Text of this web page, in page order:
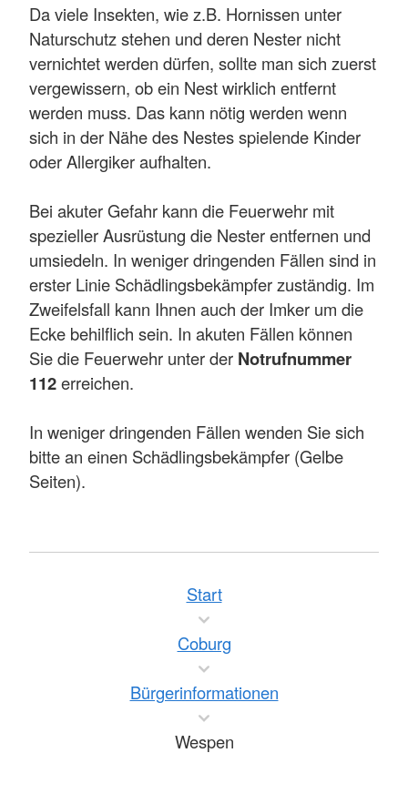
Da viele Insekten, wie z.B. Hornissen unter
Naturschutz stehen und deren Nester nicht
vernichtet werden dürfen, sollte man sich zuerst
vergewissern, ob ein Nest wirklich entfernt
werden muss. Das kann nötig werden wenn
sich in der Nähe des Nestes spielende Kinder
oder Allergiker aufhalten.
Bei akuter Gefahr kann die Feuerwehr mit
spezieller Ausrüstung die Nester entfernen und
umsiedeln. In weniger dringenden Fällen sind in
erster Linie Schädlingsbekämpfer zuständig. Im
Zweifelsfall kann Ihnen auch der Imker um die
Ecke behilflich sein. In akuten Fällen können
Sie die Feuerwehr unter der Notrufnummer
112erreichen.
In weniger dringenden Fällen wenden Sie sich
bitte an einen Schädlingsbekämpfer (Gelbe
Seiten).
Start
Coburg
Bürgerinformationen
Wespen